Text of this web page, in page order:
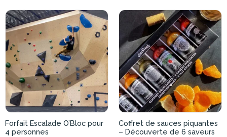
Forfait Escalade O’Bloc pour
4 personnes
Coffret de sauces piquantes
– Découverte de 6 saveurs